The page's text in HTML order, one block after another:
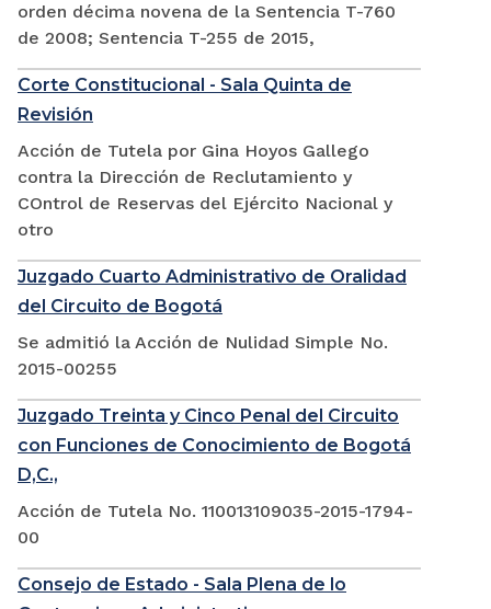
orden décima novena de la Sentencia T-760
de 2008; Sentencia T-255 de 2015,
Corte Constitucional - Sala Quinta de
Revisión
Acción de Tutela por Gina Hoyos Gallego
contra la Dirección de Reclutamiento y
COntrol de Reservas del Ejército Nacional y
otro
Juzgado Cuarto Administrativo de Oralidad
del Circuito de Bogotá
Se admitió la Acción de Nulidad Simple No.
2015-00255
Juzgado Treinta y Cinco Penal del Circuito
con Funciones de Conocimiento de Bogotá
D,C.,
Acción de Tutela No. 110013109035-2015-1794-
00
Consejo de Estado - Sala Plena de lo